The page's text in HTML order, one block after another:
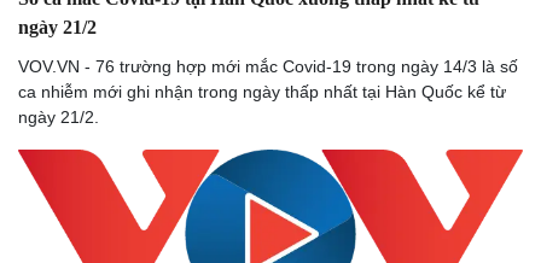
ngày 21/2
VOV.VN - 76 trường hợp mới mắc Covid-19 trong ngày 14/3 là số
ca nhiễm mới ghi nhận trong ngày thấp nhất tại Hàn Quốc kể từ
ngày 21/2.